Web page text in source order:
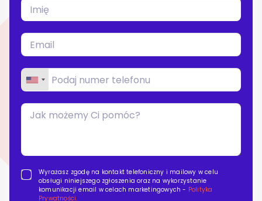
Kontakt
Wyrażasz zgodę na kontakt telefoniczny i mailowy w celu
obsługi niniejszego zgłoszenia oraz na wykorzystanie
komunikacji email w celach marketingowych - Polityka
Prywatności.